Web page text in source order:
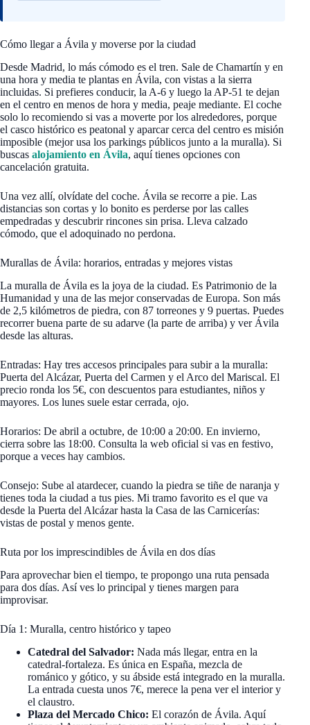
Cómo llegar a Ávila y moverse por la ciudad
Desde Madrid, lo más cómodo es el tren. Sale de Chamartín y en
una hora y media te plantas en Ávila, con vistas a la sierra
incluidas. Si prefieres conducir, la A-6 y luego la AP-51 te dejan
en el centro en menos de hora y media, peaje mediante. El coche
solo lo recomiendo si vas a moverte por los alrededores, porque
el casco histórico es peatonal y aparcar cerca del centro es misión
imposible (mejor usa los parkings públicos junto a la muralla). Si
buscas alojamiento en Ávila, aquí tienes opciones con
cancelación gratuita.
Una vez allí, olvídate del coche. Ávila se recorre a pie. Las
distancias son cortas y lo bonito es perderse por las calles
empedradas y descubrir rincones sin prisa. Lleva calzado
cómodo, que el adoquinado no perdona.
Murallas de Ávila: horarios, entradas y mejores vistas
La muralla de Ávila es la joya de la ciudad. Es Patrimonio de la
Humanidad y una de las mejor conservadas de Europa. Son más
de 2,5 kilómetros de piedra, con 87 torreones y 9 puertas. Puedes
recorrer buena parte de su adarve (la parte de arriba) y ver Ávila
desde las alturas.
Entradas: Hay tres accesos principales para subir a la muralla:
Puerta del Alcázar, Puerta del Carmen y el Arco del Mariscal. El
precio ronda los 5€, con descuentos para estudiantes, niños y
mayores. Los lunes suele estar cerrada, ojo.
Horarios: De abril a octubre, de 10:00 a 20:00. En invierno,
cierra sobre las 18:00. Consulta la web oficial si vas en festivo,
porque a veces hay cambios.
Consejo: Sube al atardecer, cuando la piedra se tiñe de naranja y
tienes toda la ciudad a tus pies. Mi tramo favorito es el que va
desde la Puerta del Alcázar hasta la Casa de las Carnicerías:
vistas de postal y menos gente.
Ruta por los imprescindibles de Ávila en dos días
Para aprovechar bien el tiempo, te propongo una ruta pensada
para dos días. Así ves lo principal y tienes margen para
improvisar.
Día 1: Muralla, centro histórico y tapeo
Catedral del Salvador: Nada más llegar, entra en la
catedral-fortaleza. Es única en España, mezcla de
románico y gótico, y su ábside está integrado en la muralla.
La entrada cuesta unos 7€, merece la pena ver el interior y
el claustro.
Plaza del Mercado Chico: El corazón de Ávila. Aquí